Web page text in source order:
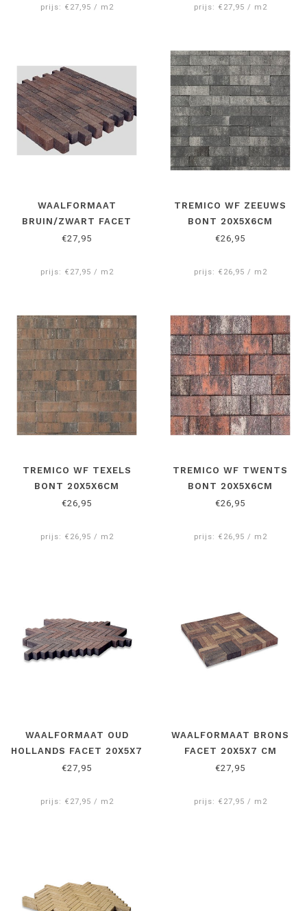
prijs: €27,95 / m2 prijs: €27,95 / m2
WAALFORMAAT
BRUIN/ZWART FACET
20X5X7 CM
€27,95
prijs: €27,95 / m2
TREMICO WF ZEEUWS
BONT 20X5X6CM
€26,95
prijs: €26,95 / m2
TREMICO WF TEXELS
BONT 20X5X6CM
€26,95
prijs: €26,95 / m2
TREMICO WF TWENTS
BONT 20X5X6CM
€26,95
prijs: €26,95 / m2
WAALFORMAAT OUD
HOLLANDS FACET 20X5X7
CM
€27,95
prijs: €27,95 / m2
WAALFORMAAT BRONS
FACET 20X5X7 CM
€27,95
prijs: €27,95 / m2